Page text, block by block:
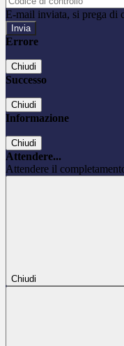
E-mail inviata, si prega di
Errore
Chiudi
Successo
Chiudi
Informazione
Chiudi
Attendere...
Attendere il
Chiudi